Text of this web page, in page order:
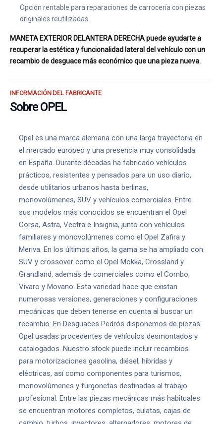
Opción rentable para reparaciones de carrocería con piezas
originales reutilizadas.
MANETA EXTERIOR DELANTERA DERECHA puede ayudarte a
recuperar la estética y funcionalidad lateral del vehículo con un
recambio de desguace más económico que una pieza nueva.
INFORMACIÓN DEL FABRICANTE
Sobre OPEL
Opel es una marca alemana con una larga trayectoria en
el mercado europeo y una presencia muy consolidada
en España. Durante décadas ha fabricado vehículos
prácticos, resistentes y pensados para un uso diario,
desde utilitarios urbanos hasta berlinas,
monovolúmenes, SUV y vehículos comerciales. Entre
sus modelos más conocidos se encuentran el Opel
Corsa, Astra, Vectra e Insignia, junto con vehículos
familiares y monovolúmenes como el Opel Zafira y
Meriva. En los últimos años, la gama se ha ampliado con
SUV y crossover como el Opel Mokka, Crossland y
Grandland, además de comerciales como el Combo,
Vivaro y Movano. Esta variedad hace que existan
numerosas versiones, generaciones y configuraciones
mecánicas que deben tenerse en cuenta al buscar un
recambio. En Desguaces Pedrós disponemos de piezas
Opel usadas procedentes de vehículos desmontados y
catalogados. Nuestro stock puede incluir recambios
para motorizaciones gasolina, diésel, híbridas y
eléctricas, así como componentes para turismos,
monovolúmenes y furgonetas destinadas al trabajo
profesional. Entre las piezas mecánicas más habituales
se encuentran motores completos, culatas, cajas de